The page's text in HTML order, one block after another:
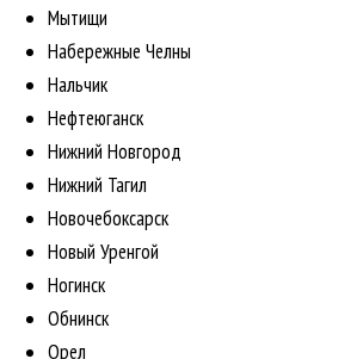
Мытищи
Набережные Челны
Нальчик
Нефтеюганск
Нижний Новгород
Нижний Тагил
Новочебоксарск
Новый Уренгой
Ногинск
Обнинск
Орел